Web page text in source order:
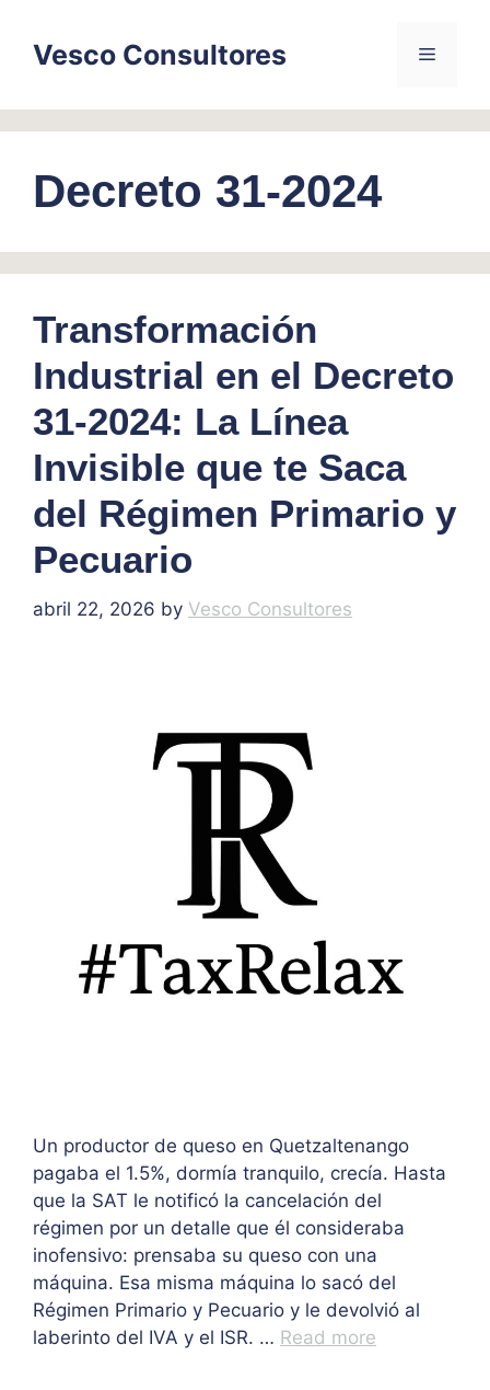
contentVesco Consultores Menu
Decreto 31-2024
Transformación
Industrial en el Decreto
31-2024: La Línea
Invisible que te Saca
del Régimen Primario y
Pecuario
abril 22, 2026 by Vesco Consultores
Un productor de queso en Quetzaltenango
pagaba el 1.5%, dormía tranquilo, crecía. Hasta
que la SAT le notificó la cancelación del
régimen por un detalle que él consideraba
inofensivo: prensaba su queso con una
máquina. Esa misma máquina lo sacó del
Régimen Primario y Pecuario y le devolvió al
laberinto del IVA y el ISR. … Read more